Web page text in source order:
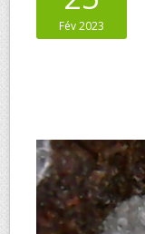
Fév 2023